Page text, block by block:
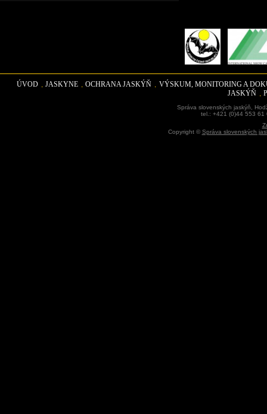
ÚVOD JASKYNE OCHRANA JASKÝŇ
VÝSKUM, MONITORING A
JASKÝŇ
Správa slovenských jaskýň,
tel.: +421 (0)44 553
Copyright ©Správa slovenských